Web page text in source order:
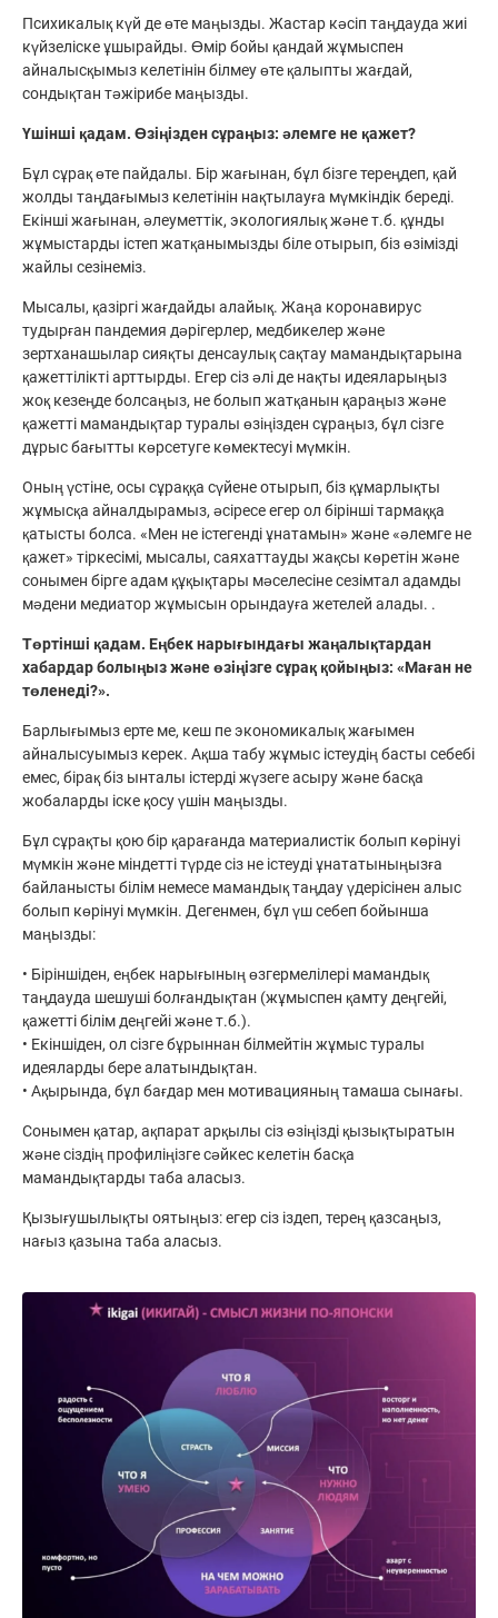
Психикалық күй де өте маңызды. Жастар кәсіп таңдауда жиі
күйзеліске ұшырайды. Өмір бойы қандай жұмыспен
айналысқымыз келетінін білмеу өте қалыпты жағдай,
сондықтан тәжірибе маңызды.
Үшінші қадам. Өзіңізден сұраңыз: әлемге не қажет?
Бұл сұрақ өте пайдалы. Бір жағынан, бұл бізге тереңдеп, қай
жолды таңдағымыз келетінін нақтылауға мүмкіндік береді.
Екінші жағынан, әлеуметтік, экологиялық және т.б. құнды
жұмыстарды істеп жатқанымызды біле отырып, біз өзімізді
жайлы сезінеміз.
Мысалы, қазіргі жағдайды алайық. Жаңа коронавирус
тудырған пандемия дәрігерлер, медбикелер және
зертханашылар сияқты денсаулық сақтау мамандықтарына
қажеттілікті арттырды. Егер сіз әлі де нақты идеяларыңыз
жоқ кезеңде болсаңыз, не болып жатқанын қараңыз және
қажетті мамандықтар туралы өзіңізден сұраңыз, бұл сізге
дұрыс бағытты көрсетуге көмектесуі мүмкін.
Оның үстіне, осы сұраққа сүйене отырып, біз құмарлықты
жұмысқа айналдырамыз, әсіресе егер ол бірінші тармаққа
қатысты болса. «Мен не істегенді ұнатамын» және «әлемге не
қажет» тіркесімі, мысалы, саяхаттауды жақсы көретін және
сонымен бірге адам құқықтары мәселесіне сезімтал адамды
мәдени медиатор жұмысын орындауға жетелей алады. .
Төртінші қадам. Еңбек нарығындағы жаңалықтардан
хабардар болыңыз және өзіңізге сұрақ қойыңыз: «Маған не
төленеді?».
Барлығымыз ерте ме, кеш пе экономикалық жағымен
айналысуымыз керек. Ақша табу жұмыс істеудің басты себебі
емес, бірақ біз ынталы істерді жүзеге асыру және басқа
жобаларды іске қосу үшін маңызды.
Бұл сұрақты қою бір қарағанда материалистік болып көрінуі
мүмкін және міндетті түрде сіз не істеуді ұнататыныңызға
байланысты білім немесе мамандық таңдау үдерісінен алыс
болып көрінуі мүмкін. Дегенмен, бұл үш себеп бойынша
маңызды:
• Біріншіден, еңбек нарығының өзгермелілері мамандық
таңдауда шешуші болғандықтан (жұмыспен қамту деңгейі,
қажетті білім деңгейі және т.б.).
• Екіншіден, ол сізге бұрыннан білмейтін жұмыс туралы
идеяларды бере алатындықтан.
• Ақырында, бұл бағдар мен мотивацияның тамаша сынағы.
Сонымен қатар, ақпарат арқылы сіз өзіңізді қызықтыратын
және сіздің профиліңізге сәйкес келетін басқа
мамандықтарды таба аласыз.
Қызығушылықты оятыңыз: егер сіз іздеп, терең қазсаңыз,
нағыз қазына таба аласыз.